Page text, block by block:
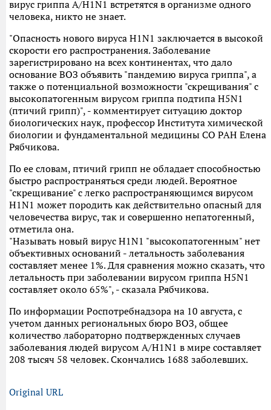
вирус гриппа А/H1N1 встретятся в организме одного
человека, никто не знает.
"Опасность нового вируса H1N1 заключается в высокой
скорости его распространения. Заболевание
зарегистрировано на всех континентах, что дало
основание ВОЗ объявить "пандемию вируса гриппа", а
также о потенциальной возможности "скрещивания" с
высокопатогенным вирусом гриппа подтипа H5N1
(птичий грипп)", - комментирует ситуацию доктор
биологических наук, профессор Института химической
биологии и фундаментальной медицины СО РАН Елена
Рябчикова.
По ее словам, птичий грипп не обладает способностью
быстро распространяться среди людей. Вероятное
"скрещивание" с легко распространяющимся вирусом
H1N1 может породить как действительно опасный для
человечества вирус, так и совершенно непатогенный,
отметила она.
"Называть новый вирус H1N1 "высокопатогенным" нет
объективных оснований - летальность заболевания
составляет менее 1%. Для сравнения можно сказать, что
летальность при заболевании вирусом гриппа H5N1
составляет около 65%", - сказала Рябчикова.
По информации Роспотребнадзора на 10 августа, с
учетом данных региональных бюро ВОЗ, общее
количество лабораторно подтвержденных случаев
заболевания людей вирусом А/H1N1 в мире составляет
208 тысяч 58 человек. Скончались 1688 заболевших.
Original URL